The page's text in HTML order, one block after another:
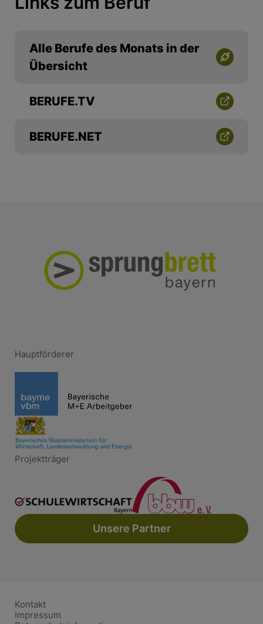
Alle Berufe des Monats in der
Übersicht
BERUFE.TV
BERUFE.NET
Hauptförderer
Projektträger
Unsere Partner
Kontakt
Impressum